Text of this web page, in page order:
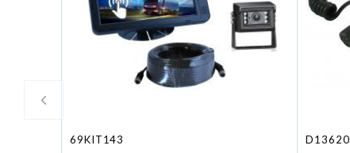
69KIT143 D13620